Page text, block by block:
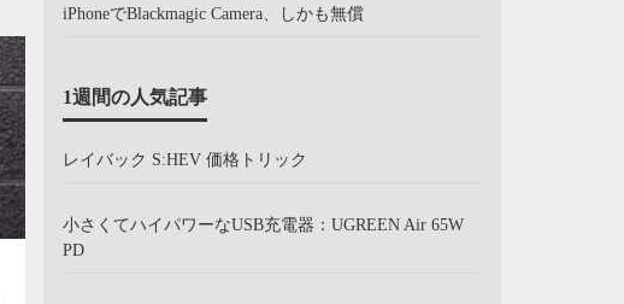
iPhoneでBlackmagic Camera、しかも無償
1週間の人気記事
レイバック S:HEV 価格トリック
小さくてハイパワーなUSB充電器：UGREEN Air 65W
PD